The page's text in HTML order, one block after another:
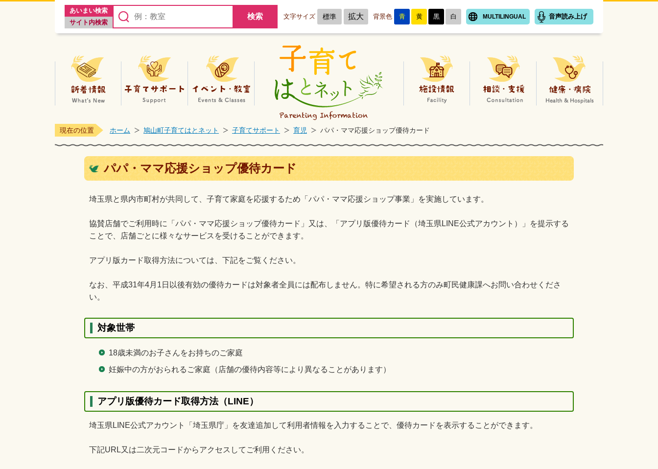
あいまい検索
サイト内検索
文字サイズ 標準 拡大 背景色 青 黄 黒 白 MULTILINGUAL 音声読み上げ
新着情報 子育てサポート イベント・教室 施設情報 相談・支援
現在の位置 ホーム 鳩山町子育てはとネット 子育てサポート 育児 パパ・ママ応援ショップ優待カード
パパ・ママ応援ショップ優待カード
埼玉県と県内市町村が共同して、子育て家庭を応援するため「パパ・ママ応援ショップ事業」を実施しています。
協賛店舗でご利用時に「パパ・ママ応援ショップ優待カード」又は、「アプリ版優待カード（埼玉県LINE公式アカウント）」を提示する
ことで、店舗ごとに様々なサービスを受けることができます。
アプリ版カード取得方法については、下記をご覧ください。
なお、平成31年4月1日以後有効の優待カードは対象者全員には配布しません。特に希望される方のみ町民健康課へお問い合わせくださ
い。
対象世帯
18歳未満のお子さんをお持ちのご家庭
妊娠中の方がおられるご家庭（店舗の優待内容等により異なることがあります）
アプリ版優待カード取得方法（LINE）
埼玉県LINE公式アカウント「埼玉県庁」を友達追加して利用者情報を入力することで、優待カードを表示することができます。
下記URL又は二次元コードからアクセスしてご利用ください。